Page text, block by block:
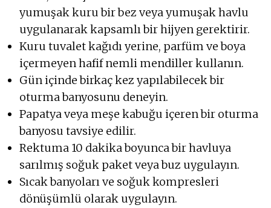
yumuşak kuru bir bez veya yumuşak havlu
uygulanarak kapsamlı bir hijyen gerektirir.
Kuru tuvalet kağıdı yerine, parfüm ve boya
içermeyen hafif nemli mendiller kullanın.
Gün içinde birkaç kez yapılabilecek bir
oturma banyosunu deneyin.
Papatya veya meşe kabuğu içeren bir oturma
banyosu tavsiye edilir.
Rektuma 10 dakika boyunca bir havluya
sarılmış soğuk paket veya buz uygulayın.
Sıcak banyoları ve soğuk kompresleri
dönüşümlü olarak uygulayın.